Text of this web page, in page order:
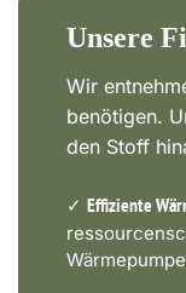
Unsere
Wir
benötigen.
den Stoff
✓ Effiziente